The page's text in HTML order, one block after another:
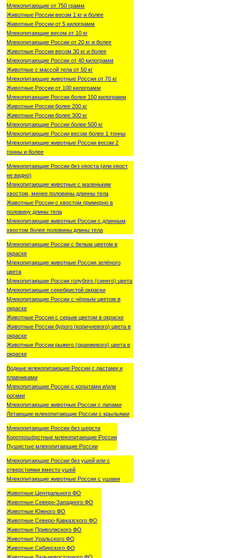
Млекопитающие от 750 грамм
Животные России весом 1 кг и более
Животные России от 5 килограмм
Млекопитающие весом от 10 кг
Млекопитающие России от 20 кг и более
Животные России весом 30 кг и более
Млекопитающие России от 40 килограмм
Животные с массой тела от 50 кг
Млекопитающие животные России от 70 кг
Животные России от 100 килограмм
Млекопитающие России более 150 килограмм
Животные России более 200 кг
Животные России более 300 кг
Млекопитающие России более 500 кг
Млекопитающие России весом более 1 тонны
Млекопитающие животные России весом 2
тонны и более
Млекопитающие России без хвоста (или хвост
не видно)
Млекопитающие животные с маленьким
хвостом, менее половины длинны тела
Животные России с хвостом примерно в
половину длины тела
Млекопитающие животные России с длинным
хвостом более половины длины тела
Млекопитающие России с белым цветом в
окраске
Млекопитающие животные России зелёного
цвета
Млекопитающие России голубого (синего) цвета
Млекопитающие серебристой окраски
Млекопитающие России с чёрным цветом в
окраске
Животные России с серым цветом в окраске
Животные России бурого (коричневого) цвета в
окраске
Животные России рыжего (оранжевого) цвета в
окраске
Водные млекопитающие России с ластами и
плавниками
Млекопитающие России с копытами и/или
рогами
Млекопитающие животные России с лапами
Летающие млекопитающие России с крыльями
Млекопитающие России без шерсти
Короткошёрстные млекопитающие России
Пушистые млекопитающие России
Млекопитающие России без ушей или с
отверстиями вместо ушей
Млекопитающие животные России с ушами
Животные Центрального ФО
Животные Северо-Западного ФО
Животные Южного ФО
Животные Северо-Кавказского ФО
Животные Приволжского ФО
Животные Уральского ФО
Животные Сибирского ФО